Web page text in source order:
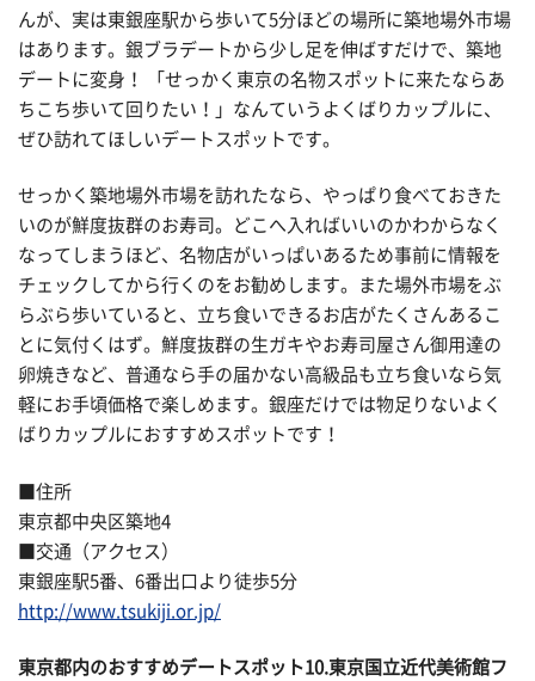
んが、実は東銀座駅から歩いて5分ほどの場所に築地場外市場
はあります。銀ブラデートから少し足を伸ばすだけで、築地
デートに変身！ 「せっかく東京の名物スポットに来たならあ
ちこち歩いて回りたい！」なんていうよくばりカップルに、
ぜひ訪れてほしいデートスポットです。
せっかく築地場外市場を訪れたなら、やっぱり食べておきた
いのが鮮度抜群のお寿司。どこへ入ればいいのかわからなく
なってしまうほど、名物店がいっぱいあるため事前に情報を
チェックしてから行くのをお勧めします。また場外市場をぶ
らぶら歩いていると、立ち食いできるお店がたくさんあるこ
とに気付くはず。鮮度抜群の生ガキやお寿司屋さん御用達の
卵焼きなど、普通なら手の届かない高級品も立ち食いなら気
軽にお手頃価格で楽しめます。銀座だけでは物足りないよく
ばりカップルにおすすめスポットです！
■住所
東京都中央区築地4
■交通（アクセス）
東銀座駅5番、6番出口より徒歩5分
http://www.tsukiji.or.jp/
東京都内のおすすめデートスポット10.東京国立近代美術館フ